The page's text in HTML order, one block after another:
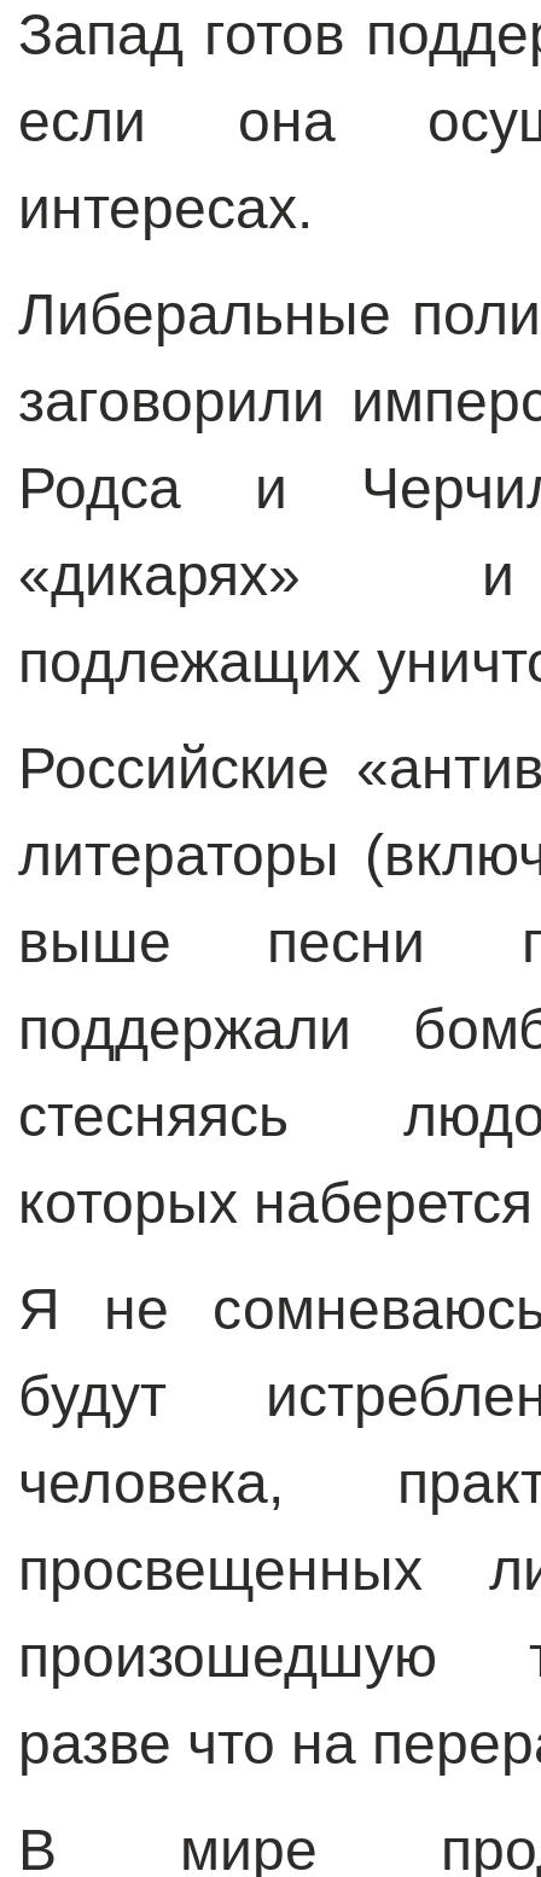
Запад готов
если она
интересах.
Либеральные
заговорили
Родса и
«дикарях» и
подлежащих
Российские
литераторы
выше песни
поддержали
стесняясь
которых
Я не
будут
человека,
просвещенных
произошедшую
разве что на
В мире